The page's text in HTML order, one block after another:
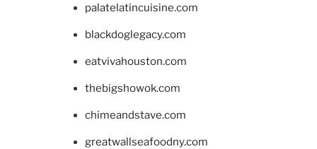
palatelatincuisine.com
blackdoglegacy.com
eatvivahouston.com
thebigshowok.com
chimeandstave.com
greatwallseafoodny.com